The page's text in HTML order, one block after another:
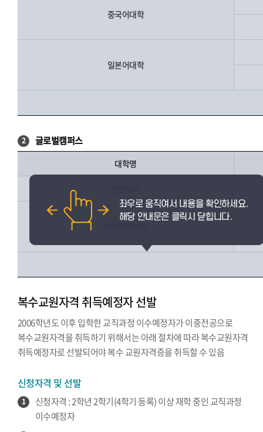
중국어대학
일본어대학
2 글로벌캠퍼스
대학명
복수교원자격 취득예정자 선발
2006학년도 이후 입학한 교직과정 이수예정자가 이중전공으로
복수교원자격을 취득하기 위해서는 아래 절차에 따라 복수교원자격
취득예정자로 선발되어야 복수 교원자격증을 취득할 수 있음
신청자격 및 선발
1
신청자격 : 2학년 2학기(4학기 등록) 이상 재학 중인 교직과정
이수예정자